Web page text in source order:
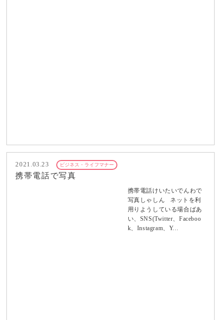
2021.03.23 ビジネス・ライフマナー
携帯電話で写真
携帯電話けいたいでんわで
写真しゃしん ネットを利
用りようしている場合ばあ
い、SNS(Twitter、Faceboo
k、Instagram、Y...